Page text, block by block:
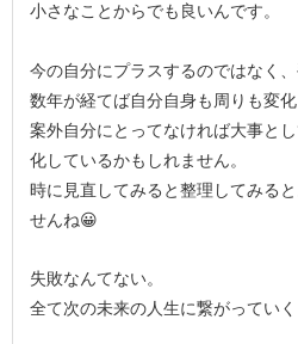
小さなことからでも良いんです。
今の自分にプラスするのではなく
数年が経てば自分自身も周りも変化
案外自分にとってなければ大事と
化しているかもしれません。
時に見直してみると整理してみる
せんね😀
失敗なんてない。
全て次の未来の人生に繋がってい